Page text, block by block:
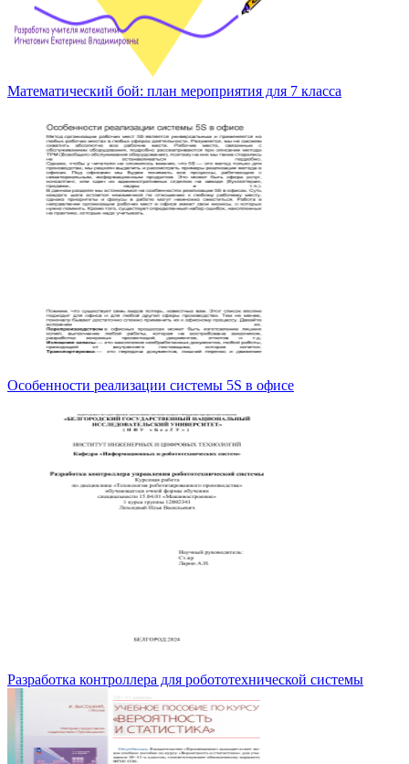
Математический бой: план мероприятия для 7 класса
Особенности реализации системы 5S в офисе
Разработка контроллера для робототехнической системы